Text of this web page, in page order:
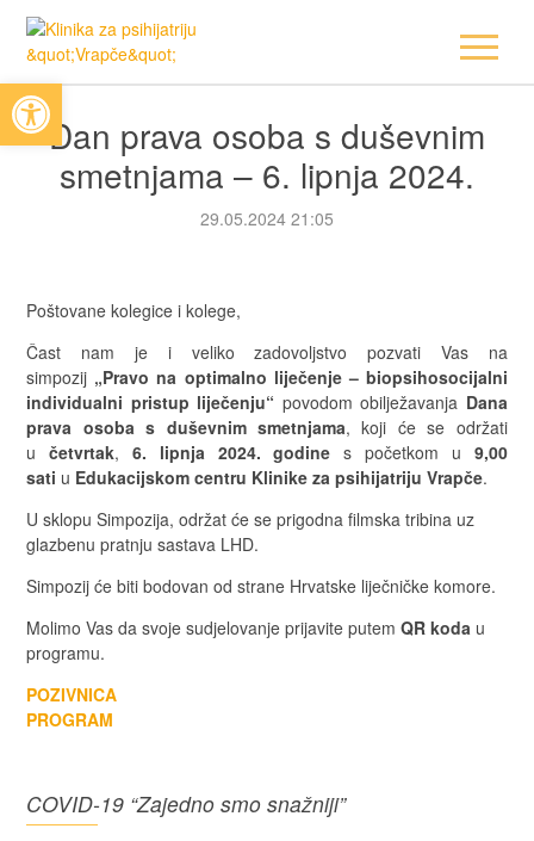
Open toolbar
Dan prava osoba s duševnim
smetnjama – 6. lipnja 2024.
29.05.2024 21:05
Poštovane kolegice i kolege,
Čast nam je i veliko zadovoljstvo pozvati Vas na
simpozij „Pravo na optimalno liječenje – biopsihosocijalni
individualni pristup liječenju“ povodom obilježavanja Dana
prava osoba s duševnim smetnjama, koji će se održati
učetvrtak,6. lipnja 2024. godine s početkom u 9,00
sati u Edukacijskom centru Klinike za psihijatriju Vrapče.
U sklopu Simpozija, održat će se prigodna filmska tribina uz
glazbenu pratnju sastava LHD.
Simpozij će biti bodovan od strane Hrvatske liječničke komore.
Molimo Vas da svoje sudjelovanje prijavite putemQR koda u
programu.
POZIVNICA
PROGRAM
COVID-19 “Zajedno smo snažniji”